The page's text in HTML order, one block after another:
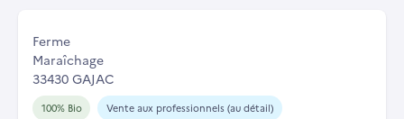
Ferme
Maraîchage
33430 GAJAC
100% Bio Vente aux professionnels (au détail)